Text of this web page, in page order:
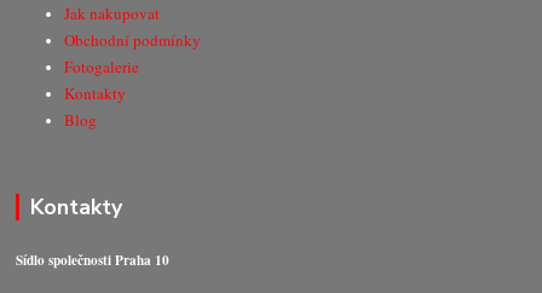
Jak nakupovat
Obchodní podmínky
Fotogalerie
Kontakty
Blog
Kontakty
Sídlo společnosti Praha 10